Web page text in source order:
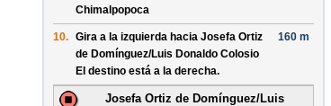
Chimalpopoca
10. Gira a la izquierda hacia Josefa Ortiz
de Domínguez/Luis Donaldo Colosio
El destino está a la derecha.
160 m
Josefa Ortiz de Domínguez/Luis